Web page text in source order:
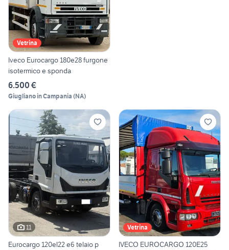
Vetrina
Iveco Eurocargo 180e28 furgone
isotermico e sponda
6.500 €
Giugliano in Campania (NA)
11
Eurocargo 120el22 e6 telaio p
Vetrina
IVECO EUROCARGO 120E25